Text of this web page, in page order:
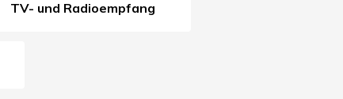
TV- und Radioempfang